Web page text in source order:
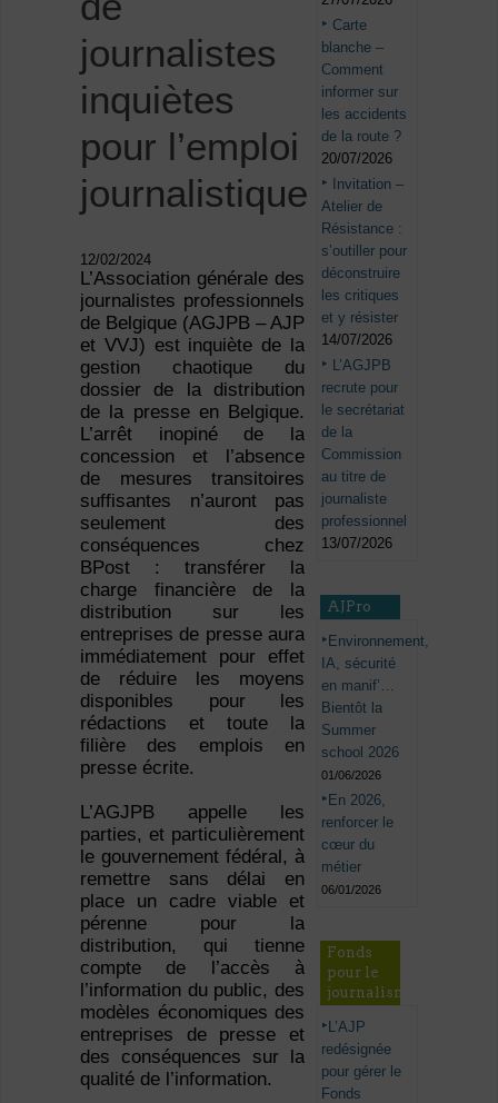
journalistes
inquiètes
pour l’emploi
journalistique
12/02/2024
L’Association générale des
journalistes professionnels
de Belgique (AGJPB – AJP
et VVJ) est inquiète de la
gestion chaotique du
dossier de la distribution
de la presse en Belgique.
L’arrêt inopiné de la
concession et l’absence
de mesures transitoires
suffisantes n’auront pas
seulement des
conséquences chez
BPost : transférer la
charge financière de la
distribution sur les
entreprises de presse aura
immédiatement pour effet
de réduire les moyens
disponibles pour les
rédactions et toute la
filière des emplois en
presse écrite.
L’AGJPB appelle les
parties, et particulièrement
le gouvernement fédéral, à
remettre sans délai en
place un cadre viable et
pérenne pour la
distribution, qui tienne
compte de l’accès à
l’information du public, des
modèles économiques des
entreprises de presse et
des conséquences sur la
qualité de l’information.
Carte
blanche –
Comment
informer sur
les accidents
de la route ?
20/07/2026
Invitation –
Atelier de
Résistance :
s’outiller pour
déconstruire
les critiques
et y résister
14/07/2026
L’AGJPB
recrute pour
le secrétariat
de la
Commission
au titre de
journaliste
professionnel
13/07/2026
AJPro
Environnement,
IA, sécurité
en manif’…
Bientôt la
Summer
school 2026
01/06/2026
En 2026,
renforcer le
cœur du
métier
06/01/2026
Fonds
pour le
journalisme
L’AJP
redésignée
pour gérer le
Fonds